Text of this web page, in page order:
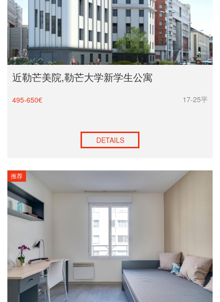
近勒芒美院,勒芒大学新学生公寓
495-650€ 17-25平
DETAILS
推荐